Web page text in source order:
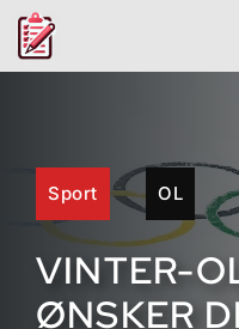
Hopp
Sport OL
VINTER-
ØNSKER